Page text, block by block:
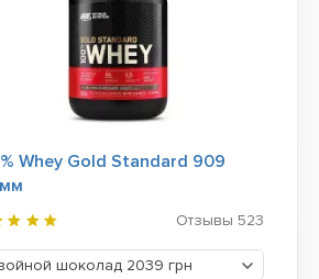
Whey Gold Standard 909
Отзывы 523
шоколад 2039 грн